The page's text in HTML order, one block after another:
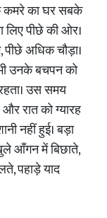
कमरे का घर सबके
लिए पीछे की ओर।
अधिक चौड़ा।
उनके बचपन को
उस समय
रात को ग्यारह
नहीं हुई। बड़ा
आँगन में बिछाते,
पहाड़े याद